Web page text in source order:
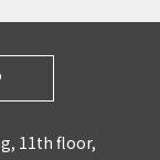
11th floor,